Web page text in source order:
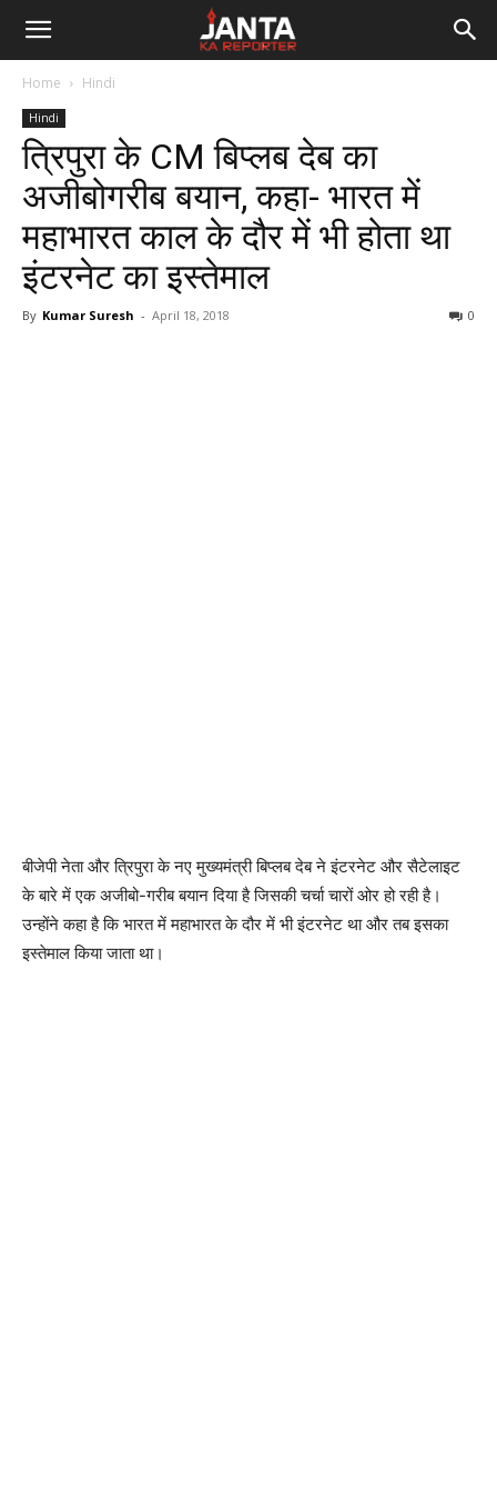
Janta
Reporter
Home Hindi
Hindi
त्रिपुरा के CM बिप्लब देब का
अजीबोगरीब बयान, कहा- भारत में
महाभारत काल के दौर में भी होता था
इंटरनेट का इस्तेमाल
By Kumar Suresh - April 18, 2018 0
बीजेपी नेता और त्रिपुरा के नए मुख्यमंत्री बिप्लब देब ने इंटरनेट और सैटेलाइट
के बारे में एक अजीबो-गरीब बयान दिया है जिसकी चर्चा चारों ओर हो रही है।
उन्होंने कहा है कि भारत में महाभारत के दौर में भी इंटरनेट था और तब इसका
इस्तेमाल किया जाता था।